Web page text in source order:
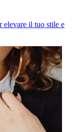
elevare il tuo stile e